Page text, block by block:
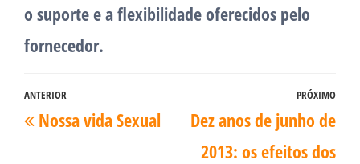
o suporte e a flexibilidade oferecidos pelo
fornecedor.
Navegação
de
Post
anterior
ANTERIOR
Nossa vida Sexual
PRÓXIMO
Dez anos de junho de
2013: os efeitos dos